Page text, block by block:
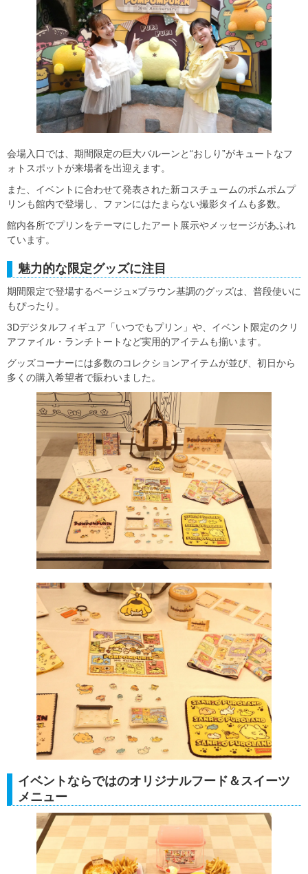
会場入口では、期間限定の巨大バルーンと“おしり”がキュートなフ
ォトスポットが来場者を出迎えます。
また、イベントに合わせて発表された新コスチュームのポムポムプ
リンも館内で登場し、ファンにはたまらない撮影タイムも多数。
館内各所でプリンをテーマにしたアート展示やメッセージがあふれ
ています。
魅力的な限定グッズに注目
期間限定で登場するベージュ×ブラウン基調のグッズは、普段使いに
もぴったり。
3Dデジタルフィギュア「いつでもプリン」や、イベント限定のクリ
アファイル・ランチトートなど実用的アイテムも揃います。
グッズコーナーには多数のコレクションアイテムが並び、初日から
多くの購入希望者で賑わいました。
イベントならではのオリジナルフード＆スイーツ
メニュー